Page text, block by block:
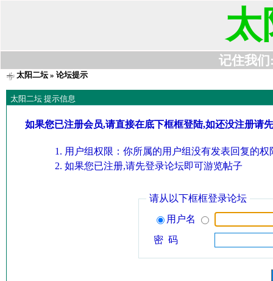
太
记住我们
太阳二坛» 论坛提示
太阳二坛 提示信息
如果您已注册会员,请直接在底下框框登陆,如还没注册请
用户组权限：你所属的用户组没有发表回复的权
如果您已注册,请先登录论坛即可游览帖子
请从以下框框登录论坛
用户名
密 码